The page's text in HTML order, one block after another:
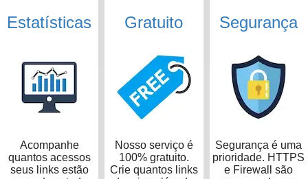
Estatísticas
Acompanhe
quantos acessos
seus links estão
Gratuito
Nosso serviço é
100% gratuito.
Crie quantos links
Segurança
Segurança é uma
prioridade. HTTPS
e Firewall são